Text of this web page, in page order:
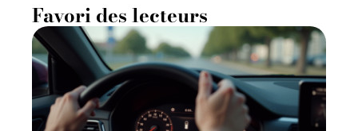
Favori des lecteurs